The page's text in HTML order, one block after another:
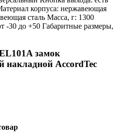
корпуса: нержавеющая
сталь Масса, г: 1300
-30 до +50 Габаритные размеры,
замок
накладной AccordTec